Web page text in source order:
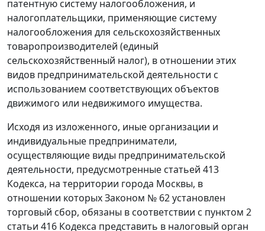
патентную систему налогообложения, и
налогоплательщики, применяющие систему
налогообложения для сельскохозяйственных
товаропроизводителей (единый
сельскохозяйственный налог), в отношении этих
видов предпринимательской деятельности с
использованием соответствующих объектов
движимого или недвижимого имущества.
Исходя из изложенного, иные организации и
индивидуальные предприниматели,
осуществляющие виды предпринимательской
деятельности, предусмотренные статьей 413
Кодекса, на территории города Москвы, в
отношении которых Законом № 62 установлен
торговый сбор, обязаны в соответствии с пунктом 2
статьи 416 Кодекса представить в налоговый орган